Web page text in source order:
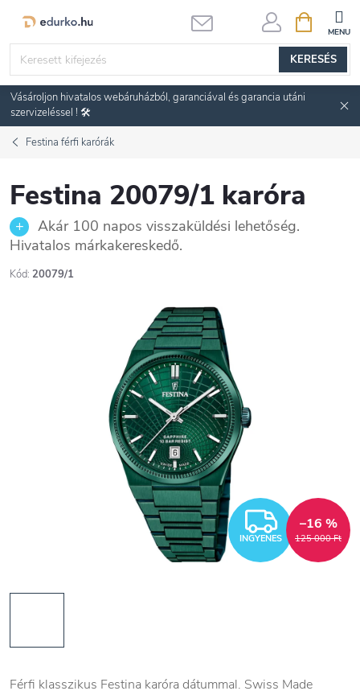
KERESÉS
KOSÁR
Vásároljon hivatalos webáruházból, garanciával és garancia utáni
szervizeléssel ! 🛠️
Festina férfi karórák
Festina 20079/1 karóra
Akár 100 napos visszaküldési lehetőség.
Hivatalos márkakereskedő.
Kód: 20079/1
INGYENES 125 000 Ft
–16 %
Férfi klasszikus Festina karóra dátummal. Swiss Made